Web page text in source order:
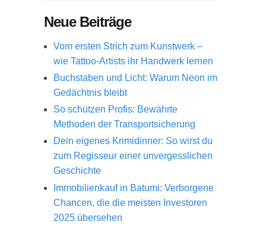
Neue Beiträge
Vom ersten Strich zum Kunstwerk –
wie Tattoo-Artists ihr Handwerk lernen
Buchstaben und Licht: Warum Neon im
Gedächtnis bleibt
So schützen Profis: Bewährte
Methoden der Transportsicherung
Dein eigenes Krimidinner: So wirst du
zum Regisseur einer unvergesslichen
Geschichte
Immobilienkauf in Batumi: Verborgene
Chancen, die die meisten Investoren
2025 übersehen